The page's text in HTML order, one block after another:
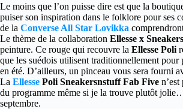
Le moins que l’on puisse dire est que la
puiser son inspiration dans le folklore pour ses
de la Converse All Star Lovikka
Le thème de la collaboration Ellesse x
peinture. Ce rouge qui recouvre la Ellesse Poli
que les suédois utilisent traditionnellement pour
en été. D’ailleurs, un pinceau vous sera fourni
La Ellesse Poli Sneakersnstuff Fab Five
du programme même si je la trouve plutôt
septembre.